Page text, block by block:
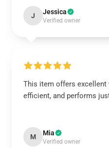
J Jessica
Verified owner
This item offers excellent
efficient, and performs
M Mia
Verified owner